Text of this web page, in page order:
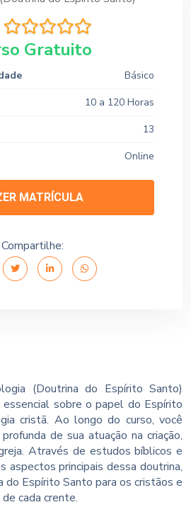
(Doutrina do Espírito Santo)
sobre o papel do Espírito
cristã. Ao longo do curso, você
de sua atuação na criação,
Através de estudos bíblicos e
aspectos principais dessa doutrina,
do Espírito Santo para os cristãos e
cada crente.
Gratuito
Básico
10 a 120 Horas
13
Online
MATRÍCULA
Compartilhe: